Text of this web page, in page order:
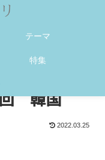
テーマ
特集
韓国
2022.03.25